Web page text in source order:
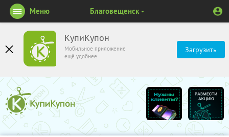
КупиКупон
Мобильное приложение
ещё удобнее
Загрузить
Меню Благовещенск